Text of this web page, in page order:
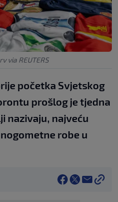
via REUTERS
početka Svjetskog
prošlog je tjedna
nazivaju, najveću
robe u